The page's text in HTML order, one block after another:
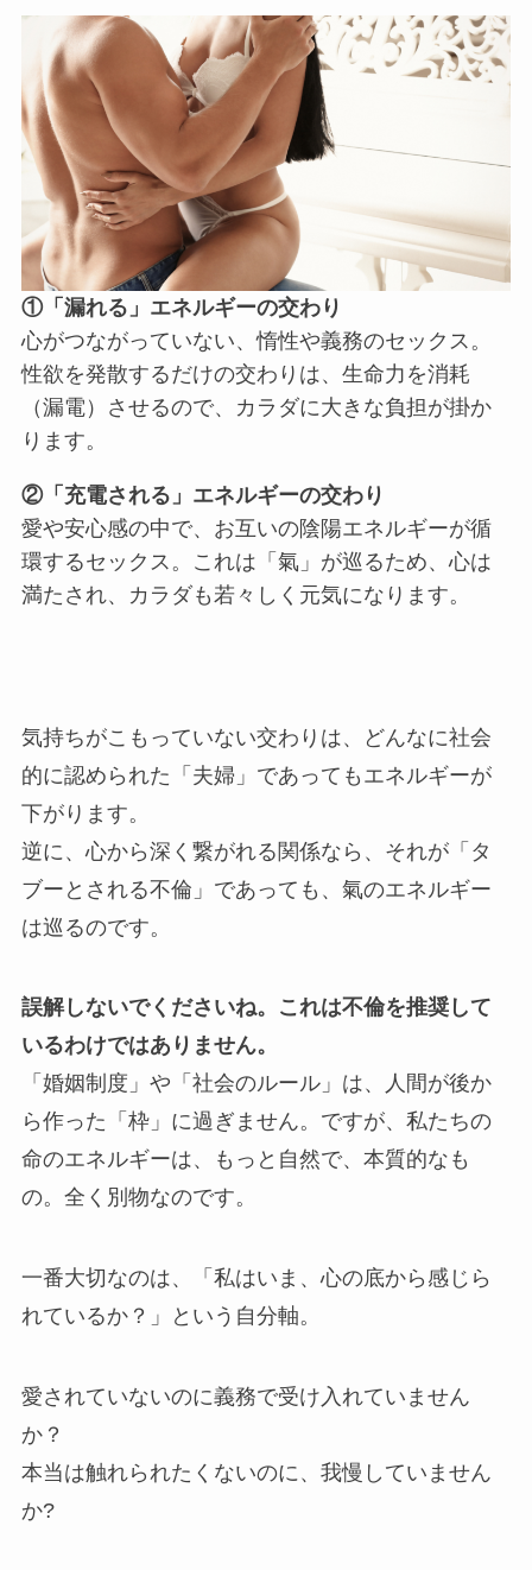
①「漏れる」エネルギーの交わり
心がつながっていない、惰性や義務のセックス。
性欲を発散するだけの交わりは、生命力を消耗
（漏電）させるので、カラダに大きな負担が掛か
ります。
②「充電される」エネルギーの交わり
愛や安心感の中で、お互いの陰陽エネルギーが循
環するセックス。これは「氣」が巡るため、心は
満たされ、カラダも若々しく元気になります。
気持ちがこもっていない交わりは、どんなに社会
的に認められた「夫婦」であってもエネルギーが
下がります。
逆に、心から深く繋がれる関係なら、それが「タ
ブーとされる不倫」であっても、氣のエネルギー
は巡るのです。
誤解しないでくださいね。これは不倫を推奨して
いるわけではありません。
「婚姻制度」や「社会のルール」は、人間が後か
ら作った「枠」に過ぎません。ですが、私たちの
命のエネルギーは、もっと自然で、本質的なも
の。全く別物なのです。
一番大切なのは、「私はいま、心の底から感じら
れているか？」という自分軸。
愛されていないのに義務で受け入れていません
か？
本当は触れられたくないのに、我慢していません
か?